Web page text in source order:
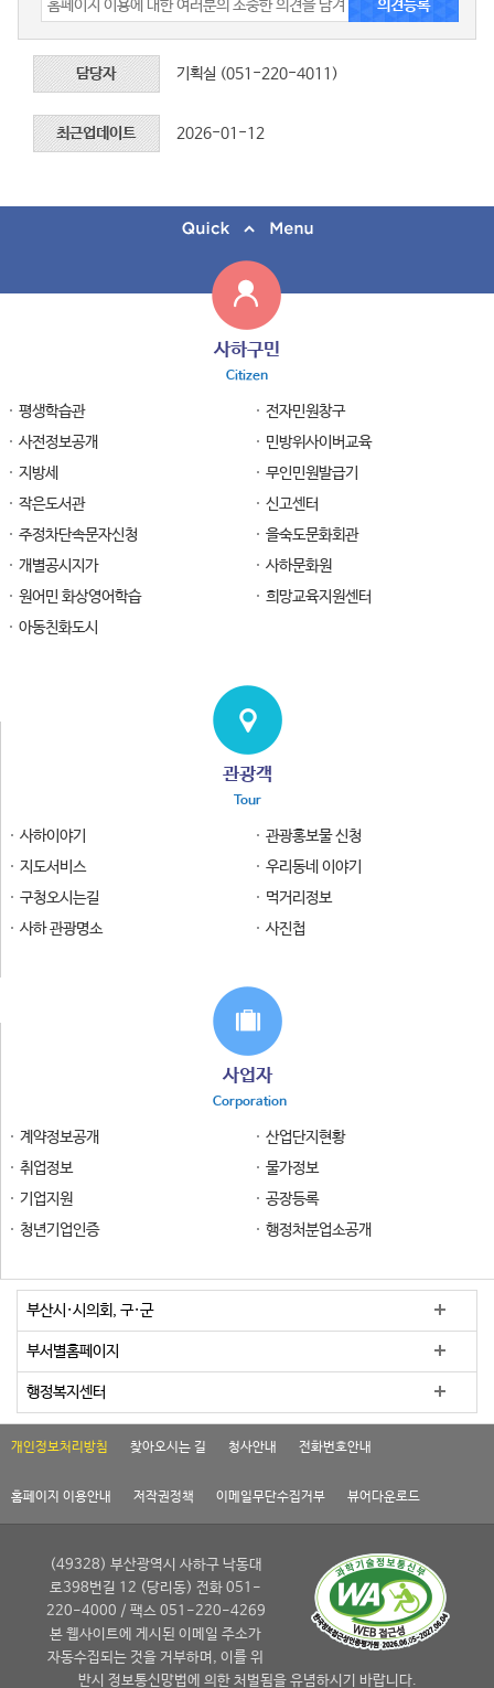
담당자 기획실 (051-220-4011)
최근업데이트 2026-01-12
사하구민
Citizen
평생학습관
전자민원창구
사전정보공개
민방위사이버교육
지방세
무인민원발급기
작은도서관
신고센터
주정차단속문자신청
을숙도문화회관
개별공시지가
사하문화원
원어민 화상영어학습
희망교육지원센터
아동친화도시
관광객
Tour
사하이야기
관광홍보물 신청
지도서비스
우리동네 이야기
구청오시는길
먹거리정보
사하 관광명소
사진첩
사업자
Corporation
계약정보공개
산업단지현황
취업정보
물가정보
기업지원
공장등록
청년기업인증
행정처분업소공개
부산시·시의회, 구·군
부서별홈페이지
행정복지센터
개인정보처리방침 찾아오시는 길 청사안내 전화번호안내
홈페이지 이용안내 저작권정책 이메일무단수집거부 뷰어다운로드
(49328) 부산광역시 사하구 낙동대
로398번길 12 (당리동) 전화 051-
220-4000 / 팩스 051-220-4269
본 웹사이트에 게시된 이메일 주소가
자동수집되는 것을 거부하며, 이를 위
반시 정보통신망법에 의한 처벌됨을 유념하시기 바랍니다.